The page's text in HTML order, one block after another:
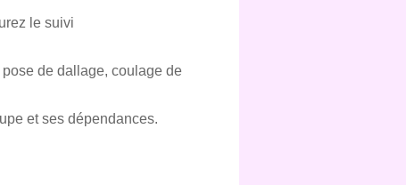
le suivi
de dallage, coulage de
et ses dépendances.